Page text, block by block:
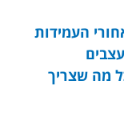
העמידות
מה שצריך